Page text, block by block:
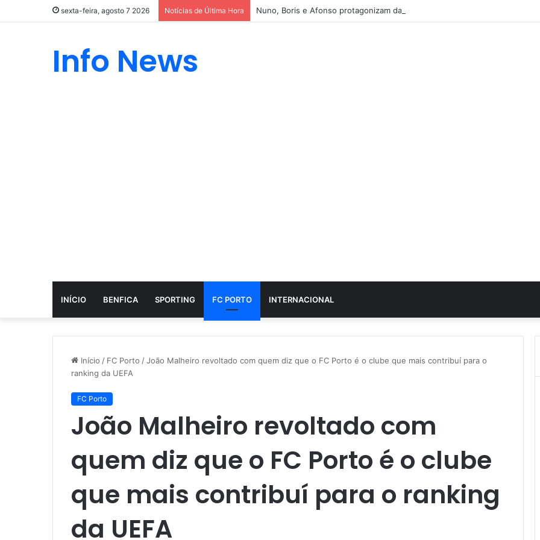
sexta-feira, agosto 7 2026 Notícias de Última Hora Nuno, Boris e Afonso protagonizam dança sensual
Info News
INÍCIO BENFICA SPORTING FC PORTO INTERNACIONAL
Início / FC Porto /João Malheiro revoltado com quem diz que o FC Porto é o clube que mais contribuí para o
ranking da UEFA
FC Porto
João Malheiro revoltado com
quem diz que o FC Porto é o clube
que mais contribuí para o ranking
da UEFA